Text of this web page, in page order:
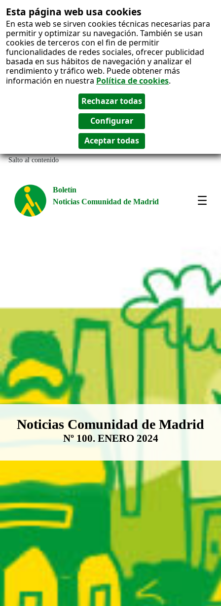
Esta página web usa cookies
En esta web se sirven cookies técnicas necesarias para
permitir y optimizar su navegación. También se usan
cookies de terceros con el fin de permitir
funcionalidades de redes sociales, ofrecer publicidad
basada en sus hábitos de navegación y analizar el
rendimiento y tráfico web. Puede obtener más
información en nuestra Política de cookies.
Salto al contenido
Boletín
Noticias Comunidad de Madrid
Boletín Noticias Comunidad de
Noticias Comunidad de Madrid
Nº 100. ENERO 2024